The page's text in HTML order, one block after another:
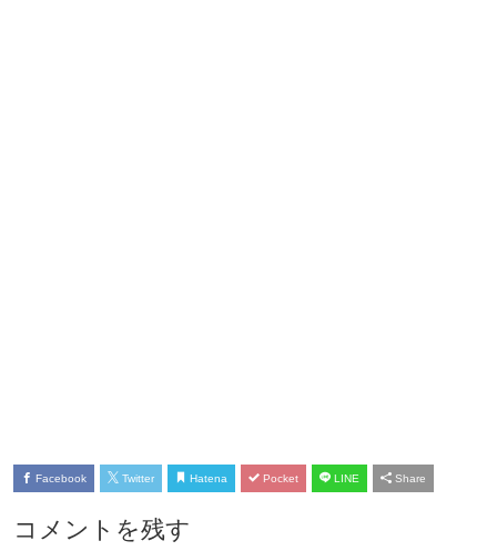
Facebook Twitter Hatena Pocket LINE Share
コメントを残す